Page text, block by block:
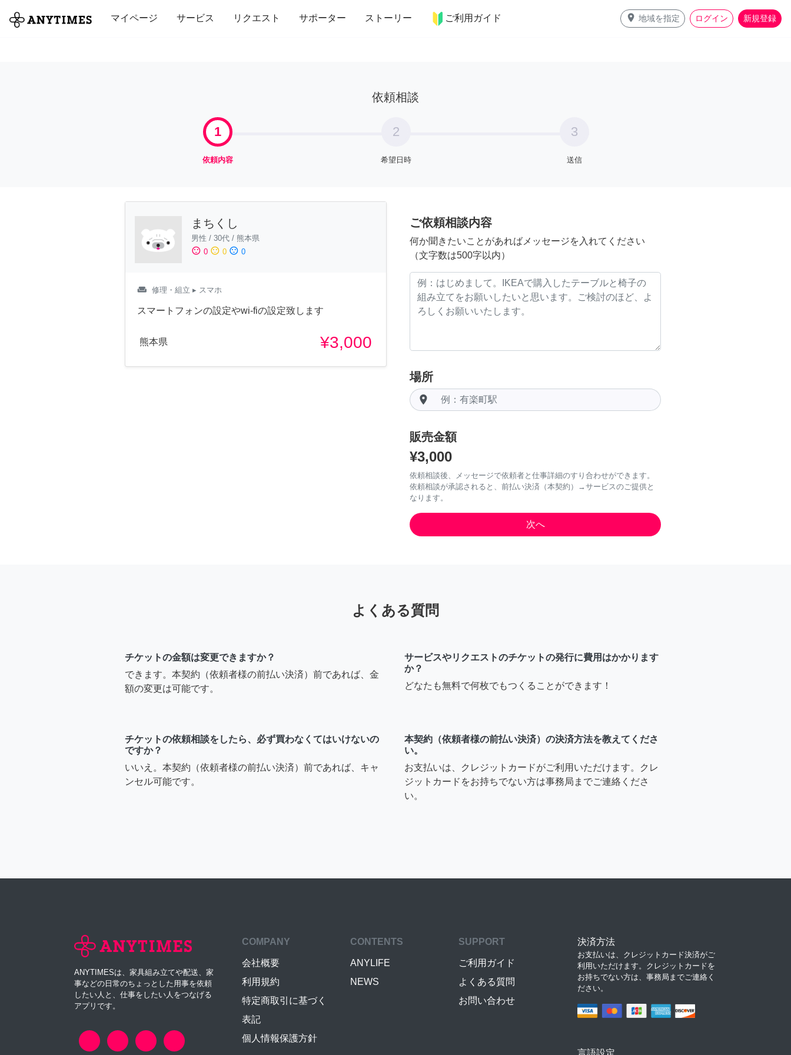
マイページ サービス リクエスト サポーター ストーリー ご利用ガイド place 地域を指定 ログイン 新規登録
全て 修理・組立 家事 引っ越し インテリア 趣味・習い事 ペット 料理
依頼相談
1
依頼内容
2
希望日時
3
送信
まちくし
男性 / 30代 / 熊本県
sentiment_satisfied 0 sentiment_neutral 0 sentiment_dissatisfied 0
weekend 修理・組立 ▸ スマホ
スマートフォンの設定やwi-fiの設定致します
熊本県 ¥3,000
ご依頼相談内容
何か聞きたいことがあればメッセージを入れてください
（文字数は500字以内）
場所
room
販売金額
¥3,000
依頼相談後、メッセージで依頼者と仕事詳細のすり合わせができます。
依頼相談が承認されると、前払い決済（本契約）→サービスのご提供と
なります。
よくある質問
チケットの金額は変更できますか？
できます。本契約（依頼者様の前払い決済）前であれば、金
額の変更は可能です。
サービスやリクエストのチケットの発行に費用はかかります
か？
どなたも無料で何枚でもつくることができます！
チケットの依頼相談をしたら、必ず買わなくてはいけないの
ですか？
いいえ。本契約（依頼者様の前払い決済）前であれば、キャ
ンセル可能です。
本契約（依頼者様の前払い決済）の決済方法を教えてくださ
い。
お支払いは、クレジットカードがご利用いただけます。クレ
ジットカードをお持ちでない方は事務局までご連絡くださ
い。
ANYTIMESは、家具組み立てや配送、家
事などの日常のちょっとした用事を依頼
したい人と、仕事をしたい人をつなげる
アプリです。
COMPANY
会社概要
利用規約
特定商取引に基づく
表記
個人情報保護方針
CONTENTS
ANYLIFE
NEWS
SUPPORT
ご利用ガイド
よくある質問
お問い合わせ
決済方法
お支払いは、クレジットカード決済がご
利用いただけます。クレジットカードを
お持ちでない方は、事務局までご連絡く
ださい。
言語設定